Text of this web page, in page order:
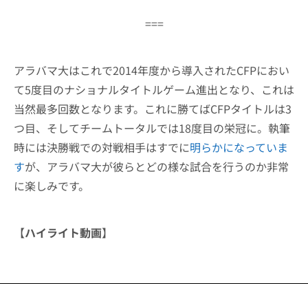
===
アラバマ大はこれで2014年度から導入されたCFPにおい
て5度目のナショナルタイトルゲーム進出となり、これは
当然最多回数となります。これに勝てばCFPタイトルは3
つ目、そしてチームトータルでは18度目の栄冠に。執筆
時には決勝戦での対戦相手はすでに明らかになっていま
すが、アラバマ大が彼らとどの様な試合を行うのか非常
に楽しみです。
【ハイライト動画】